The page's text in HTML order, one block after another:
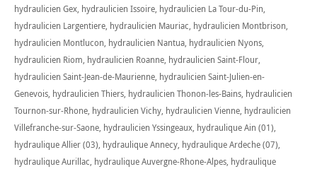
hydraulicien Gex, hydraulicien Issoire, hydraulicien La Tour-du-Pin,
hydraulicien Largentiere, hydraulicien Mauriac, hydraulicien Montbrison,
hydraulicien Montlucon, hydraulicien Nantua, hydraulicien Nyons,
hydraulicien Riom, hydraulicien Roanne, hydraulicien Saint-Flour,
hydraulicien Saint-Jean-de-Maurienne, hydraulicien Saint-Julien-en-
Genevois, hydraulicien Thiers, hydraulicien Thonon-les-Bains, hydraulicien
Tournon-sur-Rhone, hydraulicien Vichy, hydraulicien Vienne, hydraulicien
Villefranche-sur-Saone, hydraulicien Yssingeaux, hydraulique Ain (01),
hydraulique Allier (03), hydraulique Annecy, hydraulique Ardeche (07),
hydraulique Aurillac, hydraulique Auvergne-Rhone-Alpes, hydraulique